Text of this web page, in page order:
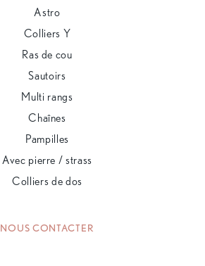
Astro
Colliers Y
Ras de cou
Sautoirs
Multi rangs
Chaînes
Pampilles
Avec pierre / strass
Colliers de dos
NOUS CONTACTER